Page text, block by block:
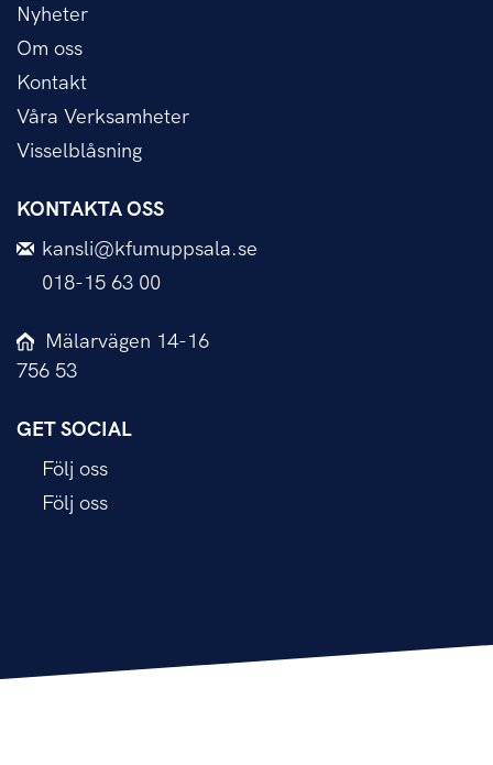
Nyheter
Om oss
Kontakt
Våra Verksamheter
Visselblåsning
KONTAKTA OSS
kansli@kfumuppsala.se
018-15 63 00
Mälarvägen 14-16
756 53
GET SOCIAL
Följ oss
Följ oss